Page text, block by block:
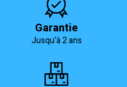
Garantie
Jusqu'à 2 ans